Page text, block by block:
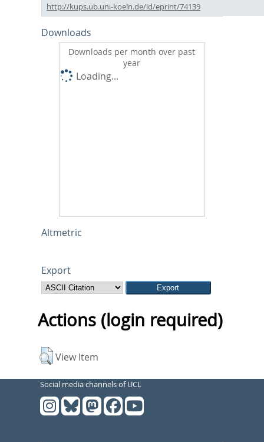
http://kups.ub.uni-koeln.de/id/eprint/74139
Downloads
Downloads per month over past
year
Loading...
Altmetric
Export
Actions (login required)
View Item
Social media channels of UCL